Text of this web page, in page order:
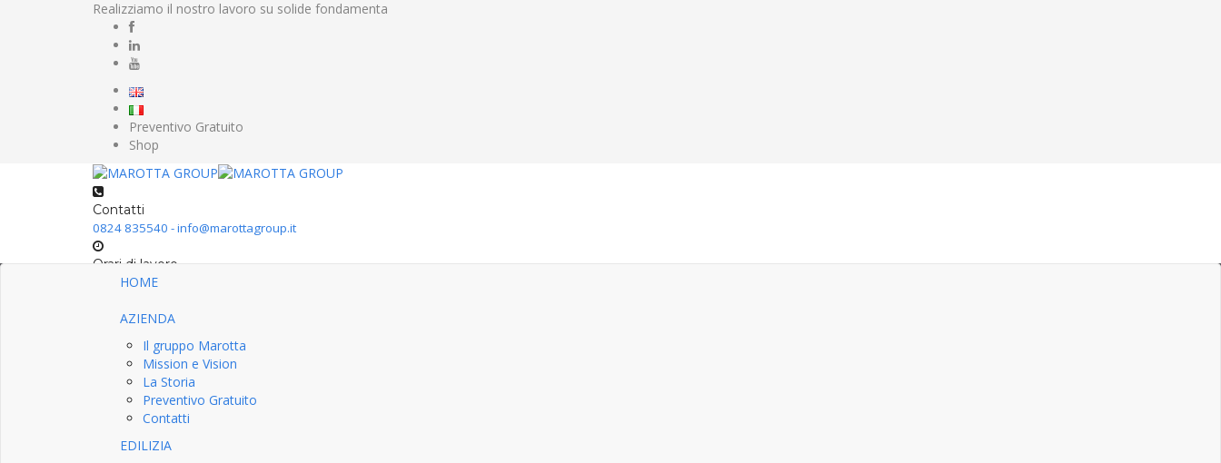
Realizziamo il nostro lavoro su solide fondamenta
Preventivo Gratuito
Shop
Contatti
0824 835540 - info@marottagroup.it
Orari di lavoro
Lun-Ven: 9:00-17:30 - Sab: 9:00-13:00
HOME
AZIENDA
Il gruppo Marotta
Mission e Vision
La Storia
Preventivo Gratuito
Contatti
EDILIZIA